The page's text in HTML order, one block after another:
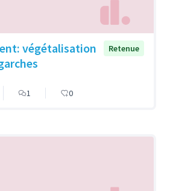
végétalisation
Retenue
1 0